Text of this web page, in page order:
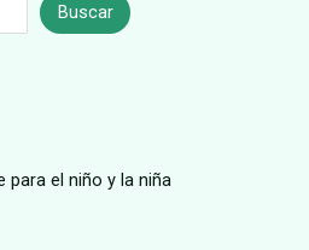
Buscar
para el niño y la niña